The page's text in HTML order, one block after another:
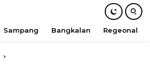
Sampang Bangkalan Regeonal